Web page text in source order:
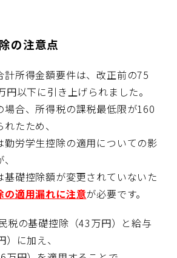
の注意点
計所得金額要件は、改正前の75
円以下に引き上げられました。
場合、所得税の課税最低限が160
たため、
勤労学生控除の適用についての影
基礎控除額が変更されていないた
の適用漏れに注意が必要です。
税の基礎控除（43万円）と給与
）に加え、